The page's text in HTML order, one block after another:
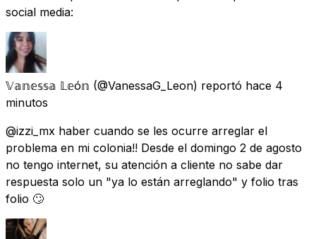
social media:
𝕍𝕒𝕟𝕖𝕤𝕤𝕒 𝕃𝕖ó𝕟 (@VanessaG_Leon) reportó hace 4
minutos
@izzi_mx haber cuando se les ocurre arreglar el
problema en mi colonia!! Desde el domingo 2 de agosto
no tengo internet, su atención a cliente no sabe dar
respuesta solo un "ya lo están arreglando" y folio tras
folio 🙄